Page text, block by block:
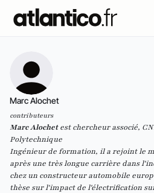
Marc Alochet
contributeurs
Marc Alochetest chercheur associé,
Polytechnique
Ingénieur de formation, il a rejoint le
après une très longue carrière dans
chez un constructeur automobile
thèse sur l'impact de l'électrification